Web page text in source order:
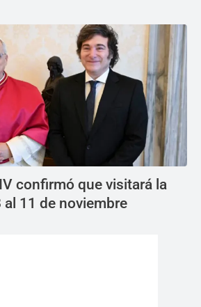
confirmó que visitará la
11 de noviembre